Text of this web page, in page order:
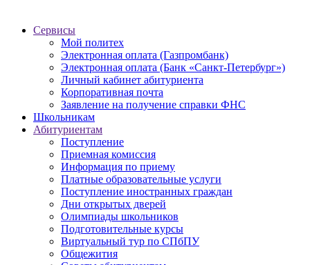
Сервисы
Мой политех
Электронная оплата (Газпромбанк)
Электронная оплата (Банк «Санкт-Петербург»)
Личный кабинет абитуриента
Корпоративная почта
Заявление на получение справки ФНС
Школьникам
Абитуриентам
Поступление
Приемная комиссия
Информация по приему
Платные образовательные услуги
Поступление иностранных граждан
Дни открытых дверей
Олимпиады школьников
Подготовительные курсы
Виртуальный тур по СПбПУ
Общежития